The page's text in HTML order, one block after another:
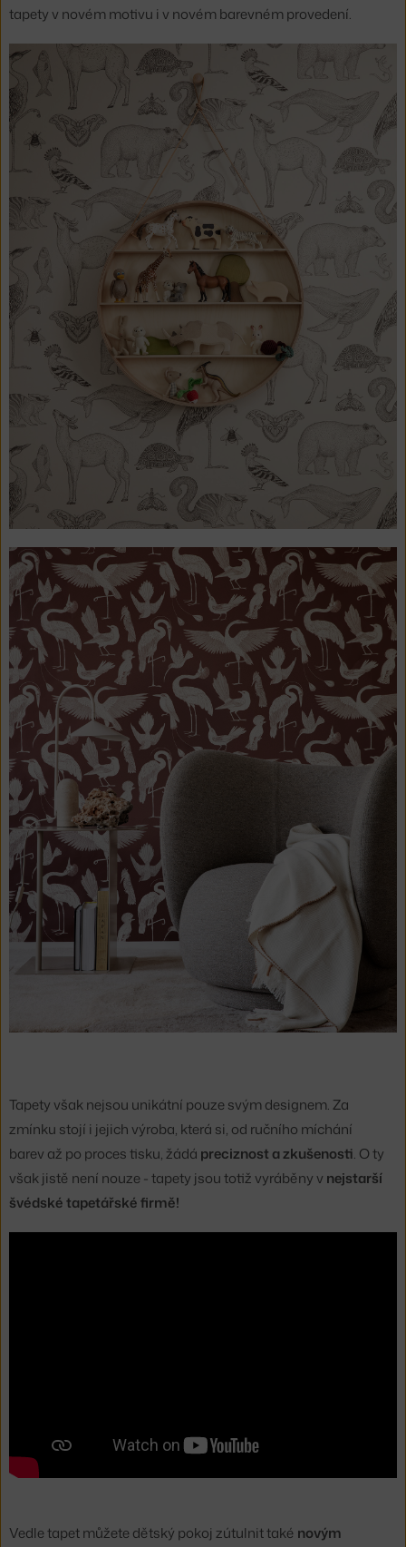
tapety v novém motivu i v novém barevném provedení.
Tapety však nejsou unikátní pouze svým designem. Za
zmínku stojí i jejich výroba, která si, od ručního míchání
barev až po proces tisku, žádá preciznost a zkušenosti. O ty
však jistě není nouze - tapety jsou totiž vyráběny v nejstarší
švédské tapetářské firmě!
Vedle tapet můžete dětský pokoj zútulnit také novým